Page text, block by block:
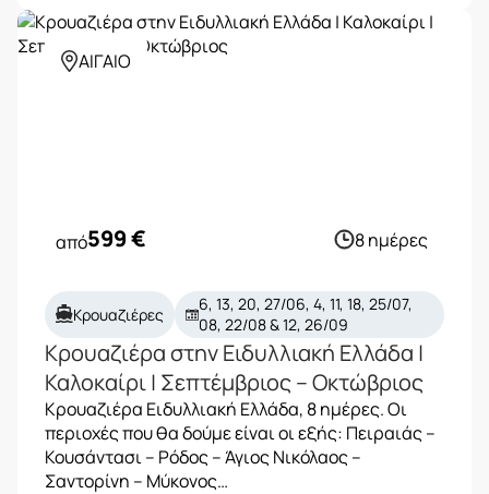
ΑΙΓΑΙΟ
8 ημέρες
από599€
Κρουαζιέρες
6, 13, 20, 27/06, 4, 11, 18, 25/07,
08, 22/08 & 12, 26/09
Κρουαζιέρα στην Ειδυλλιακή Ελλάδα |
Καλοκαίρι | Σεπτέμβριος – Οκτώβριος
Κρουαζιέρα Ειδυλλιακή Ελλάδα, 8 ημέρες. Οι
περιοχές που θα δούμε είναι οι εξής: Πειραιάς –
Κουσάντασι – Ρόδος – Άγιος Νικόλαος –
Σαντορίνη – Μύκονος…